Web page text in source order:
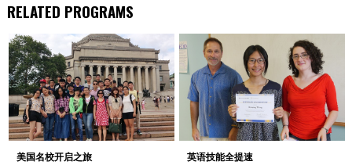
RELATED PROGRAMS
美国名校开启之旅 英语技能全提速